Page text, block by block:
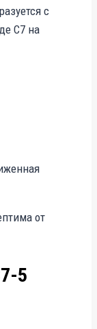
с
C7 на
от
5